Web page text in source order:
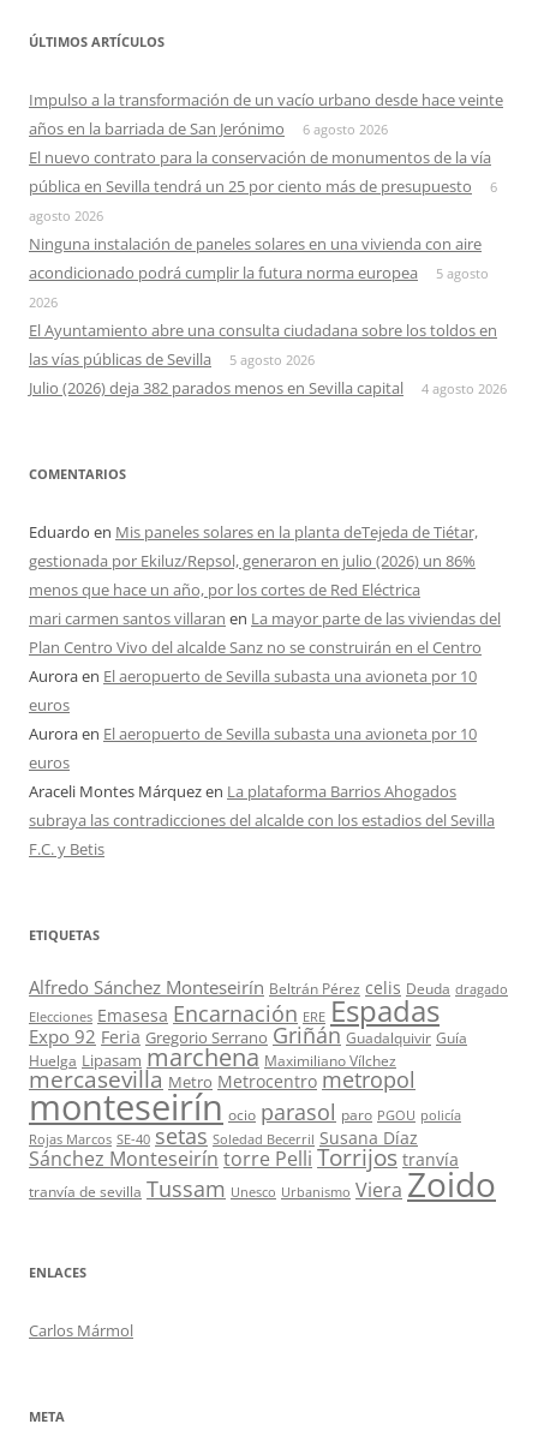
ÚLTIMOS ARTÍCULOS
Impulso a la transformación de un vacío urbano desde hace veinte
años en la barriada de San Jerónimo
6 agosto 2026
El nuevo contrato para la conservación de monumentos de la vía
pública en Sevilla tendrá un 25 por ciento más de presupuesto
6
agosto 2026
Ninguna instalación de paneles solares en una vivienda con aire
acondicionado podrá cumplir la futura norma europea
5 agosto
2026
El Ayuntamiento abre una consulta ciudadana sobre los toldos en
las vías públicas de Sevilla
5 agosto 2026
Julio (2026) deja 382 parados menos en Sevilla capital 4 agosto 2026
COMENTARIOS
Eduardo en Mis paneles solares en la planta deTejeda de Tiétar,
gestionada por Ekiluz/Repsol, generaron en julio (2026) un 86%
menos que hace un año, por los cortes de Red Eléctrica
mari carmen santos villaran en La mayor parte de las viviendas del
Plan Centro Vivo del alcalde Sanz no se construirán en el Centro
Auroraen El aeropuerto de Sevilla subasta una avioneta por 10
euros
Auroraen El aeropuerto de Sevilla subasta una avioneta por 10
euros
Araceli Montes Márquezen La plataforma Barrios Ahogados
subraya las contradicciones del alcalde con los estadios del Sevilla
F.C. y Betis
ETIQUETAS
Alfredo Sánchez Monteseirín Beltrán Pérez celis Deuda dragado
Elecciones Emasesa Encarnación ERE Espadas
Expo 92 Feria Gregorio Serrano Griñán Guadalquivir Guía
Huelga Lipasam marchena Maximiliano Vílchez
mercasevilla Metro Metrocentro metropol
monteseirín ocio parasol paro PGOU policía
Rojas Marcos SE-40 setas Soledad Becerril Susana Díaz
Sánchez Monteseirín torre Pelli Torrijos tranvía
tranvía de sevilla Tussam Unesco Urbanismo Viera Zoido
ENLACES
Carlos Mármol
META